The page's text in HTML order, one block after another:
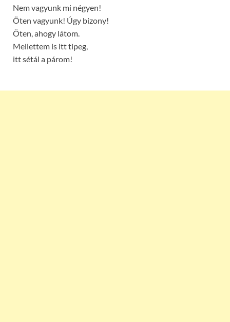
Nem vagyunk mi négyen!
Öten vagyunk! Úgy bizony!
Öten, ahogy látom.
Mellettem is itt tipeg,
itt sétál a párom!